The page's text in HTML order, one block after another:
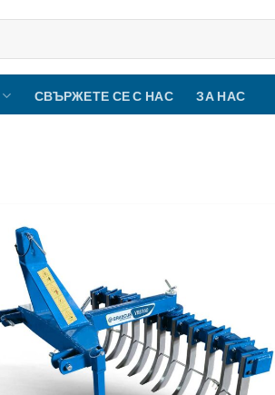
СВЪРЖЕТЕ СЕ С НАС ЗА НАС